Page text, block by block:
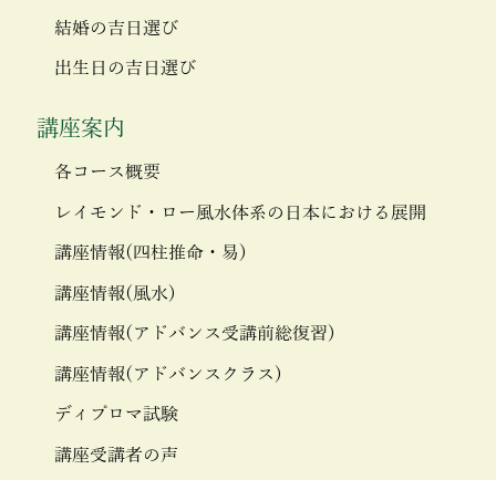
結婚の吉日選び
出生日の吉日選び
講座案内
各コース概要
レイモンド・ロー風水体系の日本における展開
講座情報(四柱推命・易)
講座情報(風水)
講座情報(アドバンス受講前総復習)
講座情報(アドバンスクラス)
ディプロマ試験
講座受講者の声